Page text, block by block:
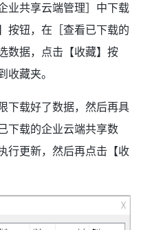
业共享云端管理］中下载
按钮，在［查看已下载的
数据，点击【收藏】按
藏夹。
下载好了数据，然后再具
下载的企业云端共享数
行更新，然后再点击【收